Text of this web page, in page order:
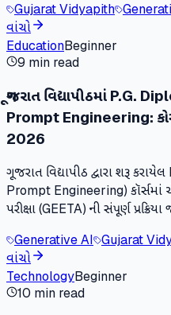
Gujarat Vidyapith
વાંચો
EducationBeginner
9 min read
ગૂજરાત વિદ્યાપીઠમાં P.G.
Prompt Engineering:
2026
ગૂજરાત વિદ્યાપીઠ દ્વારા શરૂ
Prompt Engineering)
પરીક્ષા (GEETA) ની સંપૂર્ણ પ્રક્રિયા
Generative AI Gujarat
વાંચો
TechnologyBeginner
10 min read